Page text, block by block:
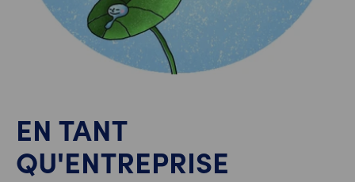
EN TANT
QU'ENTREPRISE